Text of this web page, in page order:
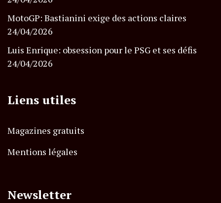
MotoGP: Bastianini exige des actions claires
24/04/2026
Luis Enrique: obsession pour le PSG et ses défis
24/04/2026
Liens utiles
Magazines gratuits
Mentions légales
Newsletter